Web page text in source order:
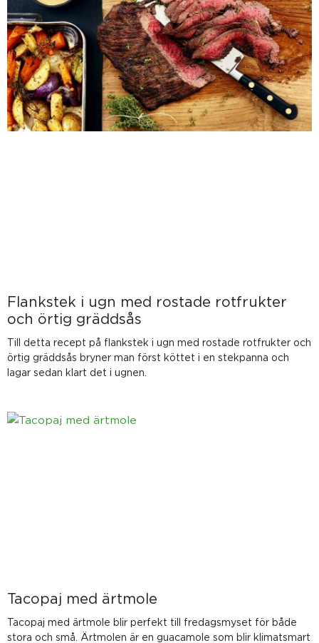
Flankstek i ugn med rostade rotfrukter
och örtig gräddsås
Till detta recept på flankstek i ugn med rostade rotfrukter och
örtig gräddsås bryner man först köttet i en stekpanna och
lagar sedan klart det i ugnen.
Tacopaj med ärtmole
Tacopaj med ärtmole blir perfekt till fredagsmyset för både
stora och små. Ärtmolen är en guacamole som blir klimatsmart